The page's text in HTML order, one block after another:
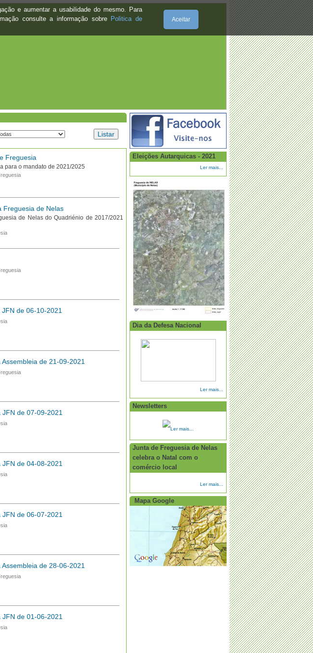
e aumentar a usabilidade do mesmo. Para
consulte a informação sobre Politica de
Aceitar
Freguesia
para o mandato de 2021/2025
Freguesia de Nelas
de Nelas do Quadriénio de 2017/2021
de 06-10-2021
de 21-09-2021
de 07-09-2021
de 04-08-2021
de 06-07-2021
de 28-06-2021
de 01-06-2021
Eleições Autarquicas - 2021
Ler mais...
Dia da Defesa Nacional
Ler mais...
Newsletters
Ler mais...
Junta de Freguesia de Nelas
celebra o Natal com o
comércio local
Ler mais...
Mapa Google